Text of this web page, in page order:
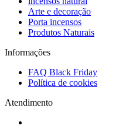
Arte e decoração
Porta incensos
Produtos Naturais
Informações
FAQ Black Friday
Política de cookies
Atendimento